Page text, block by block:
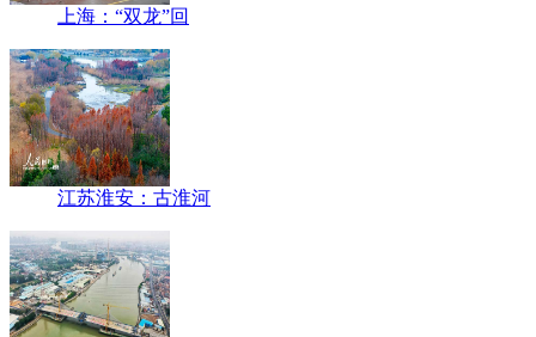
上海：“双龙”回
江苏淮安：古淮河